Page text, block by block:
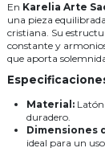
En Karelia Arte
una pieza
cristiana. Su
constante y
que aporta
Material:
duradero.
Dimensiones
ideal para un